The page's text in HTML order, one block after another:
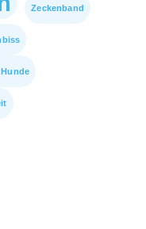
Zeckenband